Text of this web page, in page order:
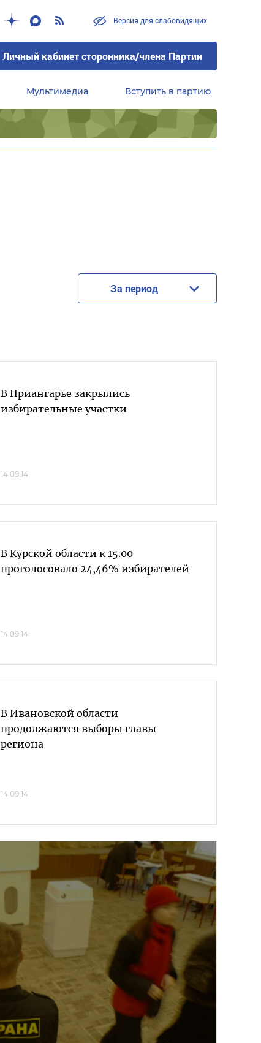
Версия для слабовидящих
Личный кабинет сторонника/члена Партии
Мультимедиа Вступить в партию
За период
В Приангарье закрылись
избирательные участки
14.09.14
В Курской области к 15.00
проголосовало 24,46% избирателей
14.09.14
В Ивановской области
продолжаются выборы главы
региона
14.09.14